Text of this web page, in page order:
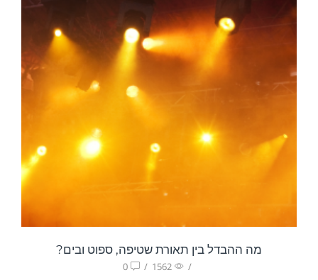
מה ההבדל בין תאורת שטיפה, ספוט ובים?
/
1562
/
0